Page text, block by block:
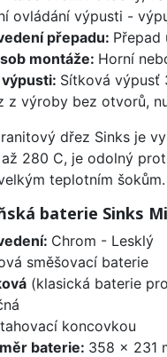
ovládání výpusti -
přepadu: Přepad
montáže: Horní
Sítková výpusť
z výroby bez otvorů,
dřez Sinks je
280 C, je odolný
teplotním šokům.
baterie Sinks
Chrom - Lesklý
směšovací baterie
(klasická baterie
koncovkou
baterie: 358 x 231